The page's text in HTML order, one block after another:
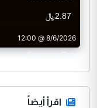
CurrencyRate
اقرأ أيضاً